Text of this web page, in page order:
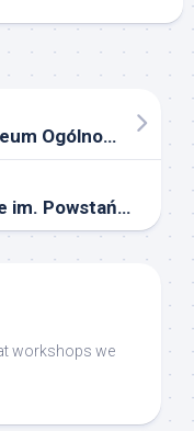
Last Friday we visited IV Liceum Ogólnokształcące z Oddziałami Dwujęzycznymi im. St. Staszica
Liceum Ogólnokształcące im. Powstańców Śląskich w Radzionkowie – thank you for having us!
workshops we